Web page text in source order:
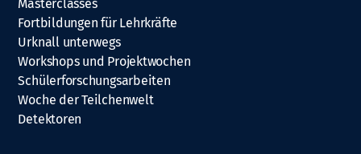
Masterclasses
Fortbildungen für Lehrkräfte
Urknall unterwegs
Workshops und Projektwochen
Schülerforschungsarbeiten
Woche der Teilchenwelt
Detektoren